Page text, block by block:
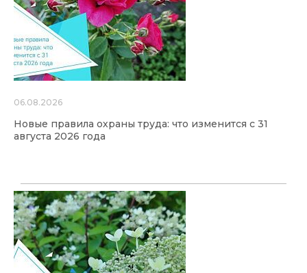
06.08.2026
Новые правила охраны труда: что изменится с 31
августа 2026 года